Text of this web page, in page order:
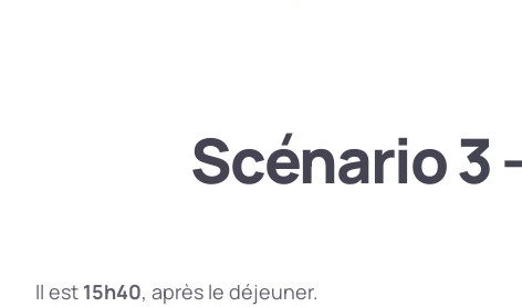
Scénario 3
Il est 15h40, après le déjeuner.